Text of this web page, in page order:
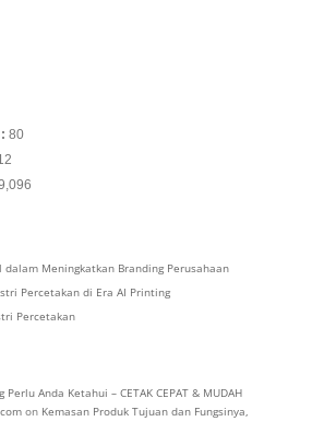
80
dalam Meningkatkan Branding Perusahaan
Percetakan di Era AI Printing
Percetakan
Anda Ketahui – CETAK CEPAT & MUDAH
on Kemasan Produk Tujuan dan Fungsinya,